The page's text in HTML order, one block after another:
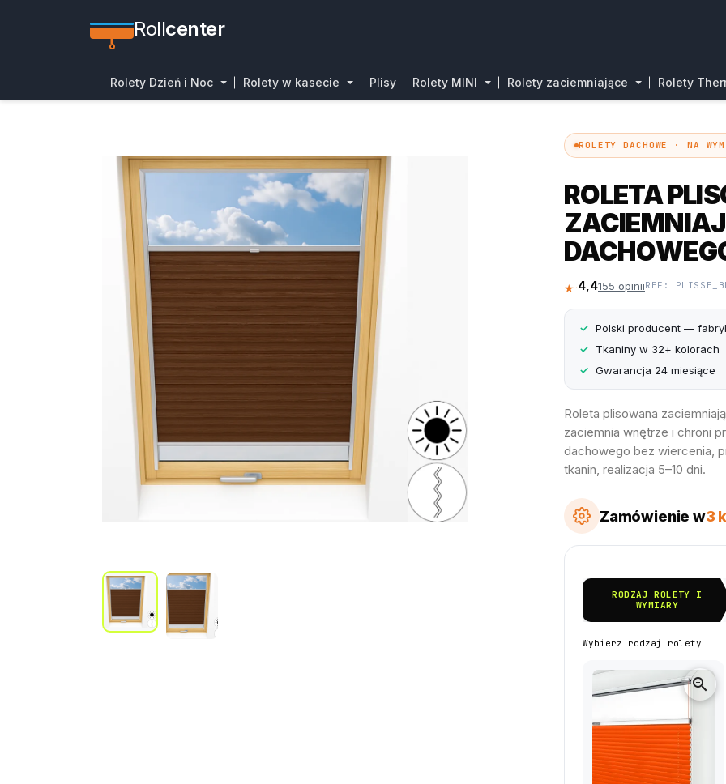
Rollcenter
Rolety Dzień i Noc Rolety w kasecie Plisy Rolety MINI Rolety zaciemniające Rolety
ROLETY DACHOWE · NA
ROLETA
★★★★☆
4,4155 opiniiREF:
Polski producent —
Tkaniny w 32+ kolorach
Gwarancja 24 miesiące
Roleta plisowana
zaciemnia wnętrze i chroni
dachowego bez wiercenia,
tkanin, realizacja 5–10 dni.
Zamówienie w3
RODZAJ ROLETY I
WYMIARY
Wybierz rodzaj rolety
zoom_in